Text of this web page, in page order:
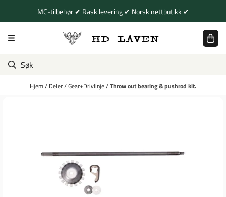
Hopp til innholdMC-tilbehør ✔ Rask levering ✔ Norsk nettbutikk ✔
Hjem/ Deler/Gear+Drivlinje/Throw out bearing & pushrod kit.